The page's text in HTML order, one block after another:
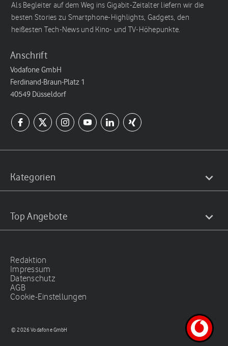
Als Begleiter auf dem Weg ins Gigabit-Zeitalter liefern wir die
besten Stories zu Smartphone-Highlights, Gadgets, den
heißesten Tech-News und Kino- und TV-Höhepunkte.
Anschrift
Vodafone GmbH
Ferdinand-Braun-Platz 1
40549 Düsseldorf
Kategorien
Top Angebote
Redaktion
Impressum
Datenschutz
AGB
Cookie-Einstellungen
© 2026 Vodafone GmbH